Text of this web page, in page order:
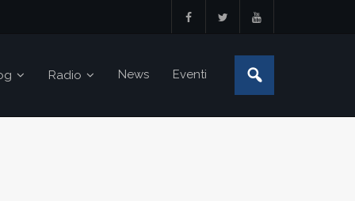
Radio News Eventi